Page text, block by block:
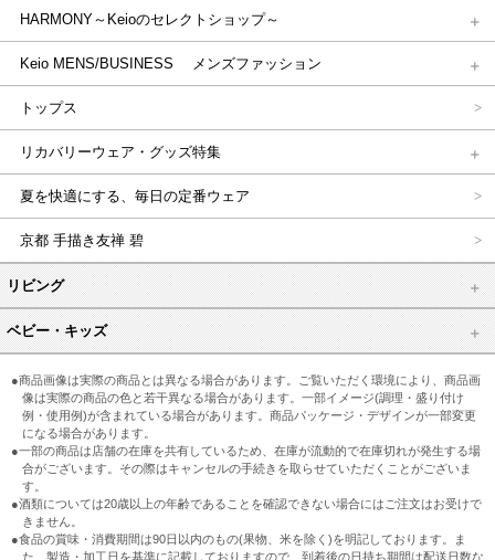
HARMONY～Keioのセレクトショップ～
Keio MENS/BUSINESS メンズファッション
トップス
リカバリーウェア・グッズ特集
夏を快適にする、毎日の定番ウェア
京都 手描き友禅 碧
リビング
ベビー・キッズ
●商品画像は実際の商品とは異なる場合があります。ご覧いただく環境により、商品画
像は実際の商品の色と若干異なる場合があります。一部イメージ(調理・盛り付け
例・使用例)が含まれている場合があります。商品パッケージ・デザインが一部変更
になる場合があります。
●一部の商品は店舗の在庫を共有しているため、在庫が流動的で在庫切れが発生する場
合がございます。その際はキャンセルの手続きを取らせていただくことがございま
す。
●酒類については20歳以上の年齢であることを確認できない場合にはご注文はお受けで
きません。
●食品の賞味・消費期間は90日以内のもの(果物、米を除く)を明記しております。ま
た、製造・加工日を基準に記載しておりますので、到着後の日持ち期間は配送日数な